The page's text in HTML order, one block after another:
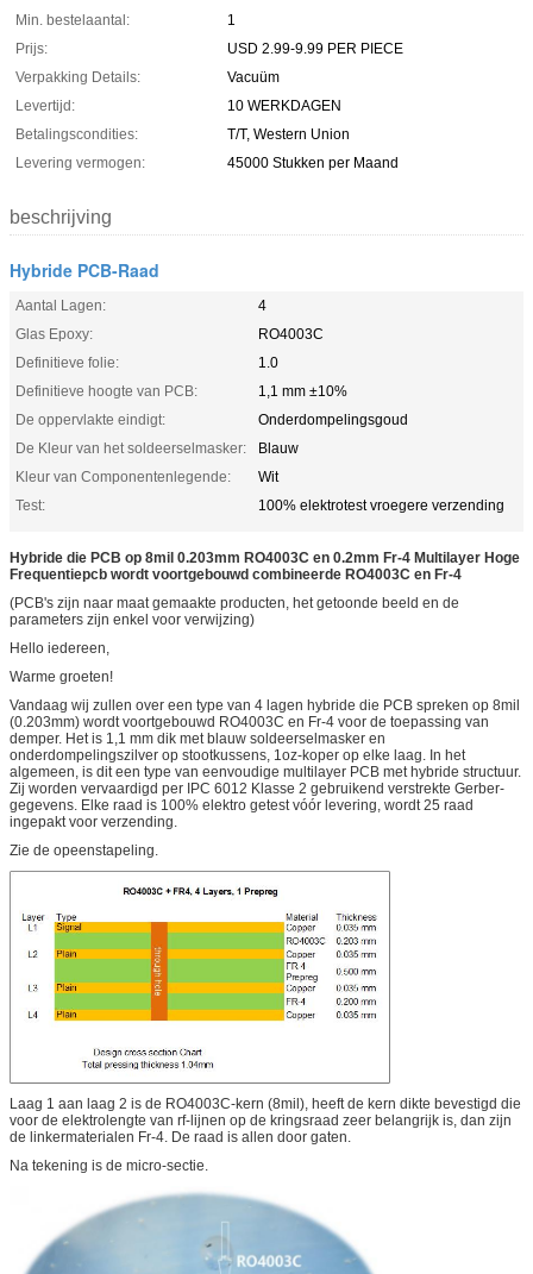
Min. bestelaantal:
1
Prijs:
USD 2.99-9.99 PER PIECE
Verpakking Details:
Vacuüm
Levertijd:
10 WERKDAGEN
Betalingscondities:
T/T, Western Union
Levering vermogen:
45000 Stukken per Maand
beschrijving
Hybride PCB-Raad
Aantal Lagen:
4
Glas Epoxy:
RO4003C
Definitieve folie:
1.0
Definitieve hoogte van PCB:
1,1 mm ±10%
De oppervlakte eindigt:
Onderdompelingsgoud
De Kleur van het soldeerselmasker:
Blauw
Kleur van Componentenlegende:
Wit
Test:
100% elektrotest vroegere verzending
Hybride die PCB op 8mil 0.203mm RO4003C en 0.2mm Fr-4 Multilayer Hoge
Frequentiepcb wordt voortgebouwd combineerde RO4003C en Fr-4
(PCB's zijn naar maat gemaakte producten, het getoonde beeld en de
parameters zijn enkel voor verwijzing)
Hello iedereen,
Warme groeten!
Vandaag wij zullen over een type van 4 lagen hybride die PCB spreken op 8mil
(0.203mm) wordt voortgebouwd RO4003C en Fr-4 voor de toepassing van
demper. Het is 1,1 mm dik met blauw soldeerselmasker en
onderdompelingszilver op stootkussens, 1oz-koper op elke laag. In het
algemeen, is dit een type van eenvoudige multilayer PCB met hybride structuur.
Zij worden vervaardigd per IPC 6012 Klasse 2 gebruikend verstrekte Gerber-
gegevens. Elke raad is 100% elektro getest vóór levering, wordt 25 raad
ingepakt voor verzending.
Zie de opeenstapeling.
Laag 1 aan laag 2 is de RO4003C-kern (8mil), heeft de kern dikte bevestigd die
voor de elektrolengte van rf-lijnen op de kringsraad zeer belangrijk is, dan zijn
de linkermaterialen Fr-4. De raad is allen door gaten.
Na tekening is de micro-sectie.